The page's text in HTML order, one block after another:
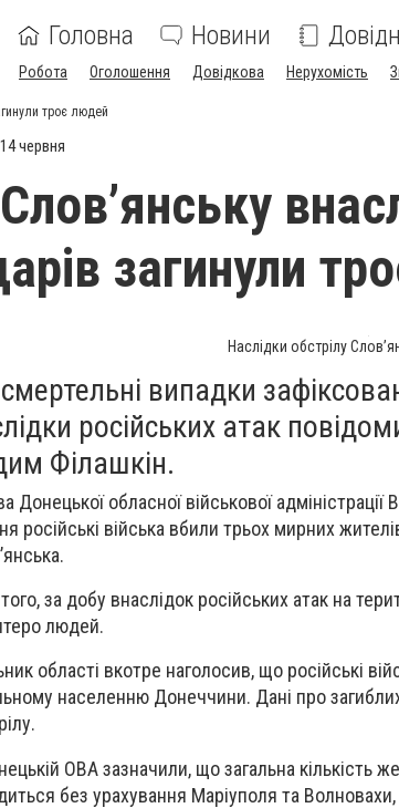
Головна Новини
Робота Оголошення Довідкова Нерухомість
троє людей
червня
загинули
Наслідки обстрілу
смертельні випадки
російських атак
Філашкін.
Донецької обласної військової
російські війська вбили трьох мирних
за добу внаслідок російських атак на
людей.
області вкотре наголосив, що російські
населенню Донеччини. Дані про
ОВА зазначили, що загальна кількість
без урахування Маріуполя та